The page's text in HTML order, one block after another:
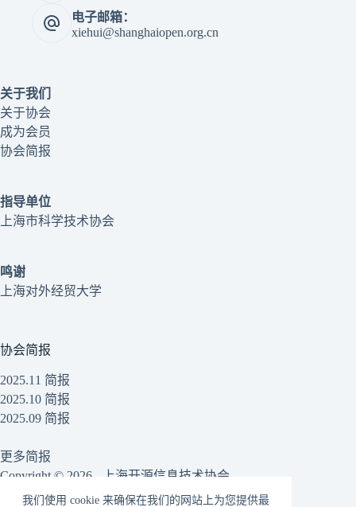
我们使用 cookie 来确保在我们的网站上为您提供最
电子邮箱：
xiehui@shanghaiopen.org.cn
关于我们
关于协会
成为会员
协会简报
指导单位
上海市科学技术协会
鸣谢
上海对外经贸大学
协会简报
2025.11 简报
2025.10 简报
2025.09 简报
更多简报
Copyright © 2026 - 上海开源信息技术协会